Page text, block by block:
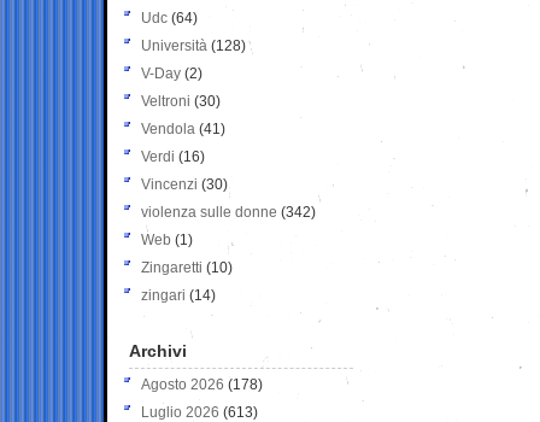
Udc (64)
Università (128)
V-Day (2)
Veltroni (30)
Vendola (41)
Verdi (16)
Vincenzi (30)
violenza sulle donne (342)
Web (1)
Zingaretti (10)
zingari (14)
Archivi
Agosto 2026 (178)
Luglio 2026 (613)